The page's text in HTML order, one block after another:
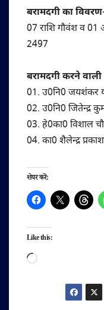
बरामदगी का
07 राशि गौवंश व
2497
बरामदगी करने
01. उ0नि0 जयशंकर
02. उ0नि0 जितेन्द्र
03. हे0का0 विशाल
04. का0 शैलेन्द्र
शेयर करें:
Like this:
Loading…